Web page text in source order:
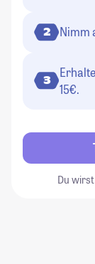
2 Nimm
3
15€.
Du